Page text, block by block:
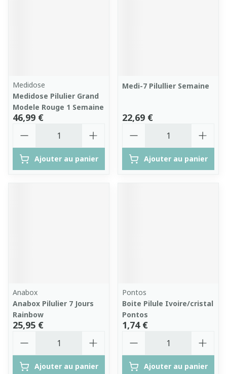
Medidose
Medidose Pilulier Grand
Modele Rouge 1 Semaine
46,99 €
Ajouter au panier
Medi-7 Pilullier Semaine
22,69 €
Ajouter au panier
Anabox
Anabox Pilulier 7 Jours
Rainbow
25,95 €
Ajouter au panier
Pontos
Boite Pilule Ivoire/cristal
Pontos
1,74 €
Ajouter au panier